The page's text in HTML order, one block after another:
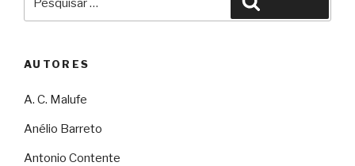
AUTORES
A. C. Malufe
Anélio Barreto
Antonio Contente